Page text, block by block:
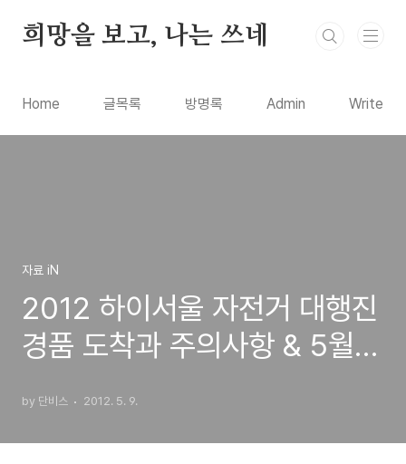
희망을 보고, 나는 쓰네
Home 글목록 방명록 Admin Write
자료 iN
2012 하이서울 자전거 대행진
경품 도착과 주의사항 & 5월
안내
by 단비스 2012. 5. 9.